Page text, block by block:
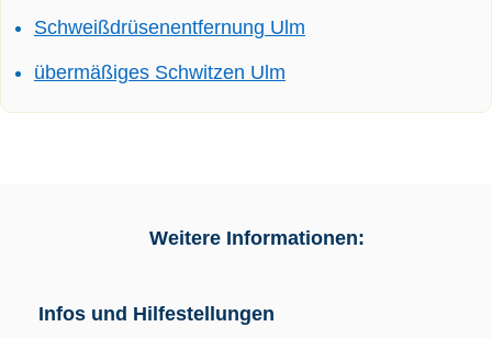
Schweißdrüsenentfernung Ulm
übermäßiges Schwitzen Ulm
Weitere Informationen:
Infos und Hilfestellungen